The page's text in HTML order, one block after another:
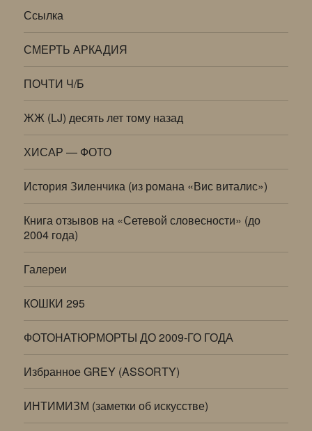
Ссылка
СМЕРТЬ АРКАДИЯ
ПОЧТИ Ч/Б
ЖЖ (LJ) десять лет тому назад
ХИСАР — ФОТО
История Зиленчика (из романа «Вис виталис»)
Книга отзывов на «Сетевой словесности» (до
2004 года)
Галереи
КОШКИ 295
ФОТОНАТЮРМОРТЫ ДО 2009-ГО ГОДА
Избранное GREY (ASSORTY)
ИНТИМИЗМ (заметки об искусстве)